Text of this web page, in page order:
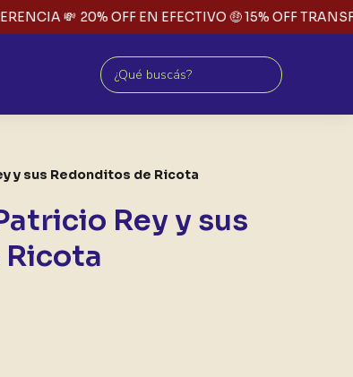
💸 20% OFF EN EFECTIVO 🤑 15% OFF
y sus Redonditos de Ricota
Rey y sus